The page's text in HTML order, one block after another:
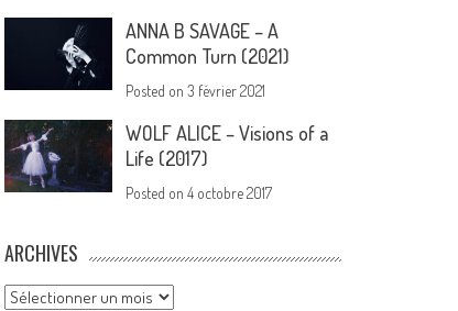
ANNA B SAVAGE – A
Common Turn (2021)
Posted on3 février 2021
WOLF ALICE – Visions of a
Life (2017)
Posted on4 octobre 2017
ARCHIVES
Archives